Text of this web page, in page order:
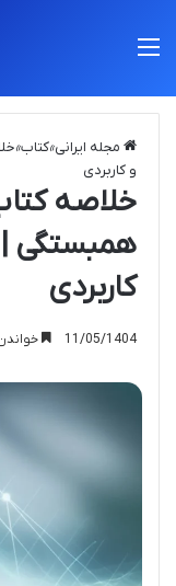
مجله ایرانی»کتاب»
و کاربردی
خلاصه
همبستگی
کاربردی
11/05/1404 خواندن این